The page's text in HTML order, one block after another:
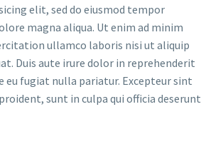
elit, sed do eiusmod tempor
magna aliqua. Ut enim ad minim
ullamco laboris nisi ut aliquip
Duis aute irure dolor in reprehenderit
eu fugiat nulla pariatur. Excepteur sint
sunt in culpa qui officia deserunt